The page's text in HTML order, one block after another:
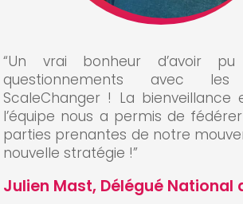
“Dans le cadre du Social &
Camp, la valeur ajoutée la
pour Neotic a été la définition
de passage à l’échelle,
de nos futurs investisseurs
fond dans l’évolution de notre
aussi] le mentorat. Chaque
des échanges tellement riches et